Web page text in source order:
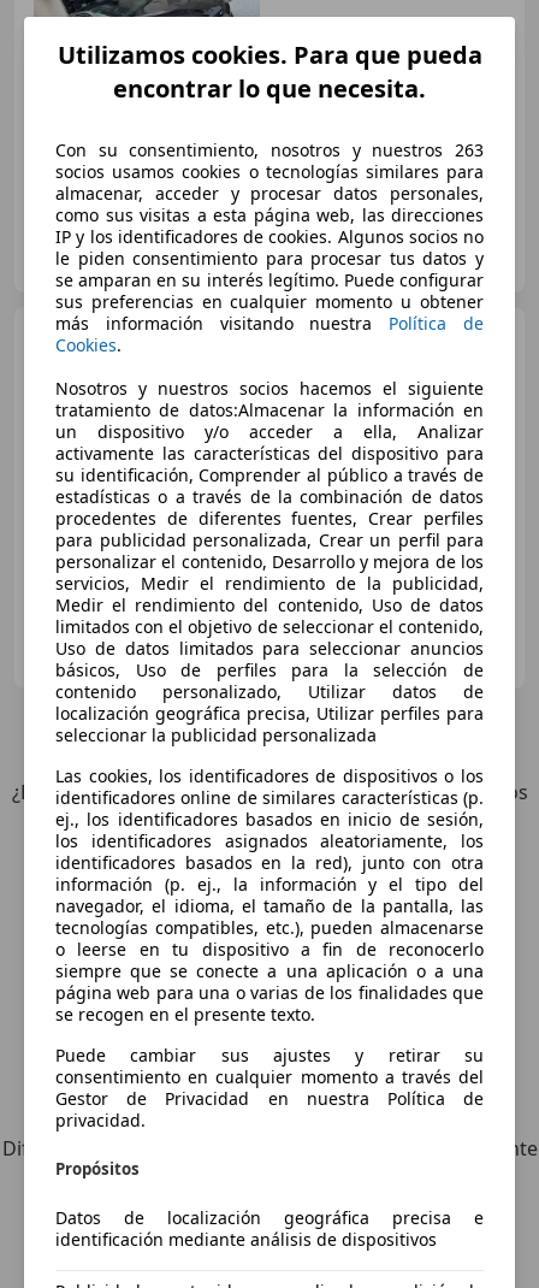
€ 74.900
USA AUTO IMPORT..
ES-28232 LAS ROZAS
Chevrolet Camaro
€ 59.900
Sin comparación
08/2011 36.000 km Gasolina 318 kW (432 CV)
USA AUTO IMPORT..
ES-28232 LAS ROZAS
4Ofertas para Chevrolet Camaro
¿Desea ser informado automáticamente sobre vehículos
nuevos para su búsqueda?
Guardar búsqueda
Explora vehículos similares
Diferente de tus criterios de búsqueda, pero posiblemente
Utilizamos cookies. Para que pueda
encontrar lo que necesita.
Con su consentimiento, nosotros y nuestros 263
socios usamos cookies o tecnologías similares para
almacenar, acceder y procesar datos personales,
como sus visitas a esta página web, las direcciones
IP y los identificadores de cookies. Algunos socios no
le piden consentimiento para procesar tus datos y
se amparan en su interés legítimo. Puede configurar
sus preferencias en cualquier momento u obtener
más información visitando nuestra Política de
Cookies.
Nosotros y nuestros socios hacemos el siguiente
tratamiento de datos:Almacenar la información en
un dispositivo y/o acceder a ella, Analizar
activamente las características del dispositivo para
su identificación, Comprender al público a través de
estadísticas o a través de la combinación de datos
procedentes de diferentes fuentes, Crear perfiles
para publicidad personalizada, Crear un perfil para
personalizar el contenido, Desarrollo y mejora de los
servicios, Medir el rendimiento de la publicidad,
Medir el rendimiento del contenido, Uso de datos
limitados con el objetivo de seleccionar el contenido,
Uso de datos limitados para seleccionar anuncios
básicos, Uso de perfiles para la selección de
contenido personalizado, Utilizar datos de
localización geográfica precisa, Utilizar perfiles para
seleccionar la publicidad personalizada
Las cookies, los identificadores de dispositivos o los
identificadores online de similares características (p.
ej., los identificadores basados en inicio de sesión,
los identificadores asignados aleatoriamente, los
identificadores basados en la red), junto con otra
información (p. ej., la información y el tipo del
navegador, el idioma, el tamaño de la pantalla, las
tecnologías compatibles, etc.), pueden almacenarse
o leerse en tu dispositivo a fin de reconocerlo
siempre que se conecte a una aplicación o a una
página web para una o varias de los finalidades que
se recogen en el presente texto.
Puede cambiar sus ajustes y retirar su
consentimiento en cualquier momento a través del
Gestor de Privacidad en nuestra Política de
privacidad.
Propósitos
Datos de localización geográfica precisa e
identificación mediante análisis de dispositivos